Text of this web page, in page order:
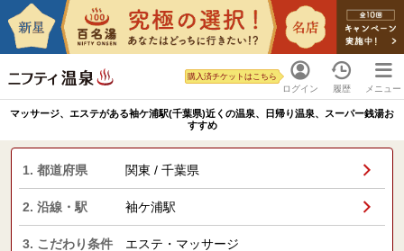
ログイン
購入済チケットはこちら
履歴 メニュー
マッサージ、エステがある袖ケ浦駅(千葉県)近くの温泉、日帰り温泉、スーパー銭湯お
すすめ
1. 都道府県 関東 / 千葉県
2. 沿線・駅 袖ケ浦駅
3. こだわり条件 エステ・マッサージ